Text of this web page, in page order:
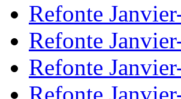
Refonte
Refonte
Refonte